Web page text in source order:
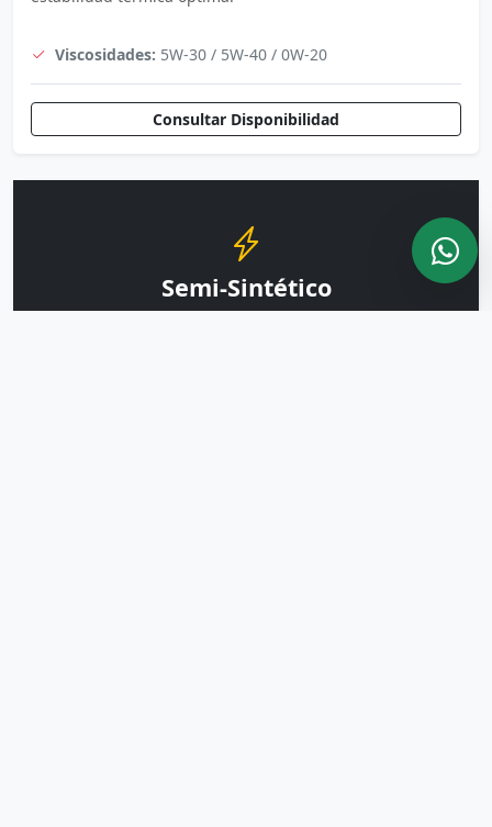
Viscosidades: 5W-30 / 5W-40 / 0W-20
Consultar Disponibilidad
Semi-Sintético